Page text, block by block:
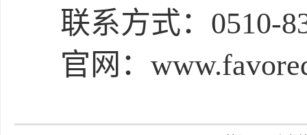
联系方式：0510-
官网：